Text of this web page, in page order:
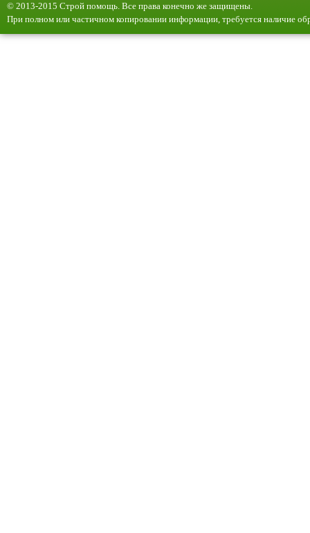
© 2013-2015 Строй помощь. Все права конечно же защищены.
При полном или частичном копировании информации, требуется наличие